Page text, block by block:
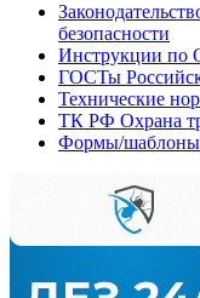
безопасности
Инструкции по
ГОСТы
Технические
ТК РФ Охрана
Формы/шаблоны